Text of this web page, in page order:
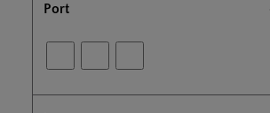
Port